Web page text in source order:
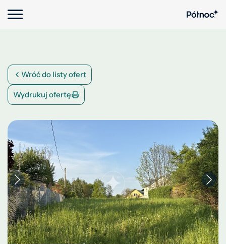
Wróć do listy ofert
Wydrukuj ofertę